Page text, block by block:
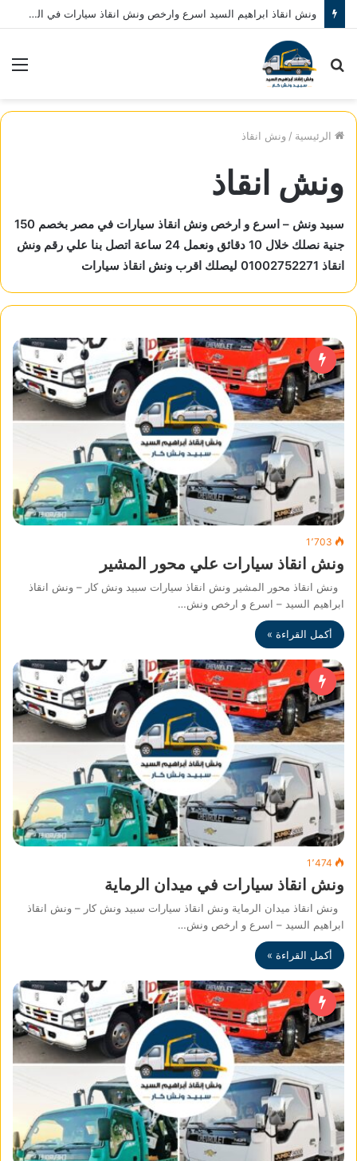
اوناش انقاذ ابراهيم السيد منتشرة في المنصورة وجميع مراكزها وضواحيها نقدم خدمة 24 ساعة اتصل الان علي : 01080793999
بحث
الرئيسية / ونش انقاذ
ونش انقاذ
سبيد ونش – اسرع و ارخص ونش انقاذ سيارات في مصر بخصم 150
جنية نصلك خلال 10 دقائق ونعمل 24 ساعة اتصل بنا علي رقم ونش
انقاذ 01002752271 ليصلك اقرب ونش انقاذ سيارات
1٬703
ونش انقاذ سيارات علي محور المشير
ونش انقاذ محور المشير ونش انقاذ سيارات سبيد ونش كار – ونش انقاذ
ابراهيم السيد – اسرع و ارخص ونش…
أكمل القراءة »
1٬474
ونش انقاذ سيارات في ميدان الرماية
ونش انقاذ ميدان الرماية ونش انقاذ سيارات سبيد ونش كار – ونش انقاذ
ابراهيم السيد – اسرع و ارخص ونش…
أكمل القراءة »